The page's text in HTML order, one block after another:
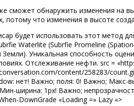
сможет обнаружить изменения на
потому что изменения в высоте
будет использовать этот метод
Waterlite (Subrfie Promeline
Земли). Уникальная способность
Отслеживание нефти. src =
content/258283/
нет! Важно; поля: 0! Важно;
ширина: 1px! Важно;
DownGrade «Loading =» Lazy «>